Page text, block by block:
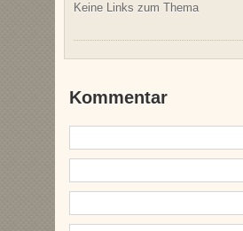
Keine Links zum Thema
Kommentar